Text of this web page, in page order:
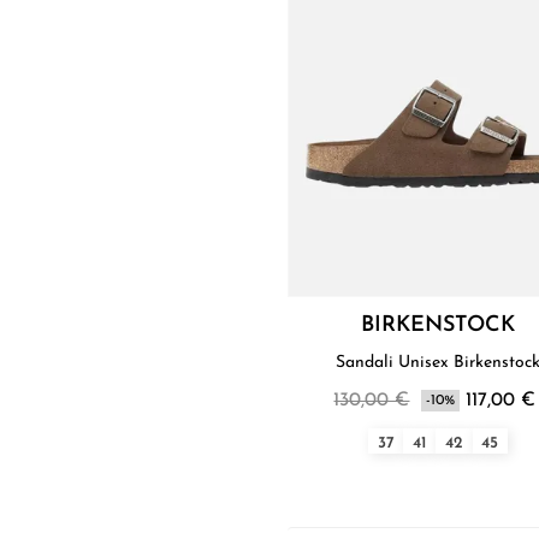
BIRKENSTOCK
Sandali Unisex Birkenstock
130,00 € -10% 117,00 €
37 41 42 45